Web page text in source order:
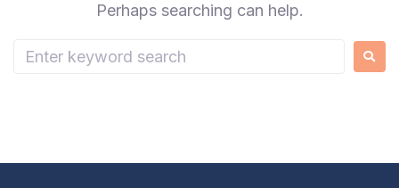
Perhaps searching can help.